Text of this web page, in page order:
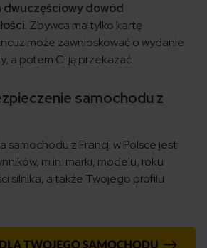
dwuczęściowy dowód
. Zbywca ma tylko kartę
może zawnioskować o wydanie
a potem Ci ją przekazać.
samochodu z
z Francji w Polsce jest
m.in. marki, modelu, roku
silnika, a także Twojego profilu